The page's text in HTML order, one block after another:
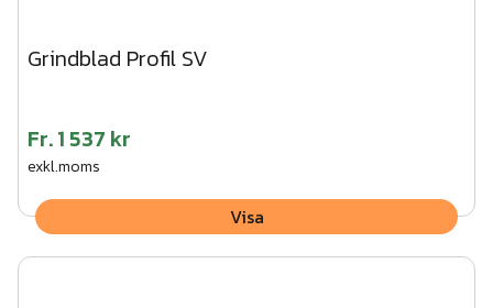
Grindblad Profil SV
Fr.1 537 kr
exkl.moms
Visa